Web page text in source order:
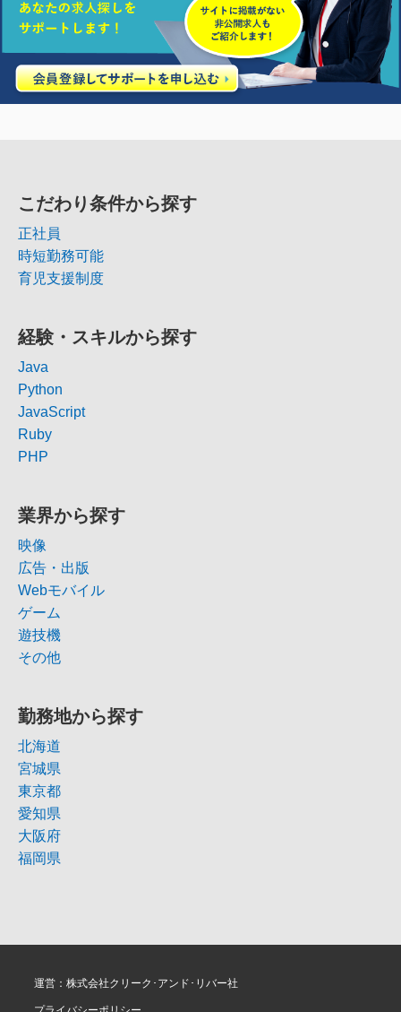
こだわり条件から探す
正社員
時短勤務可能
育児支援制度
経験・スキルから探す
Java
Python
JavaScript
Ruby
PHP
業界から探す
映像
広告・出版
Webモバイル
ゲーム
遊技機
その他
勤務地から探す
北海道
宮城県
東京都
愛知県
大阪府
福岡県
運営：株式会社クリーク･アンド･リバー社